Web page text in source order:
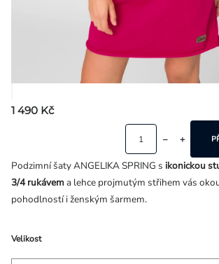
1 490 Kč
Velikost
Podzimní šaty ANGELIKA SPRING s ikonickou
3/4 rukávema lehce projmutým střihem vás
pohodlností i ženským šarmem.